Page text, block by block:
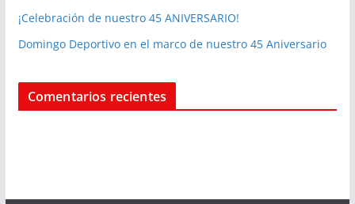
¡Celebración de nuestro 45 ANIVERSARIO!
Domingo Deportivo en el marco de nuestro 45 Aniversario
Comentarios recientes